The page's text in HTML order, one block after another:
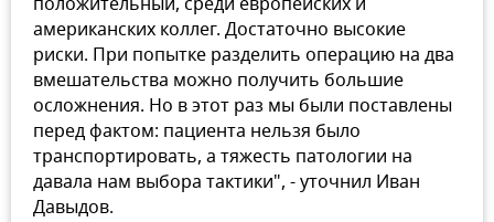
американских коллег. Достаточно высокие
риски. При попытке разделить операцию на два
вмешательства можно получить большие
осложнения. Но в этот раз мы были поставлены
перед фактом: пациента нельзя было
транспортировать, а тяжесть патологии на
давала нам выбора тактики", - уточнил Иван
Давыдов.